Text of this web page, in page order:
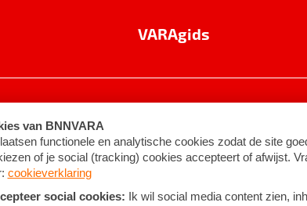
VARAgids
Algemene voorwaarden ©2026BNNVARA